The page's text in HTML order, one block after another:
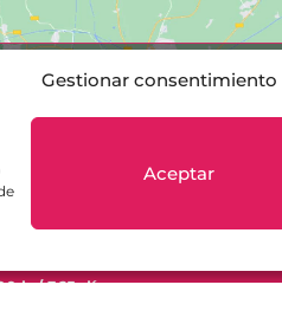
Gestionar consentimiento
Aceptar
Haz clic para aceptar cookies de
h / 365 días